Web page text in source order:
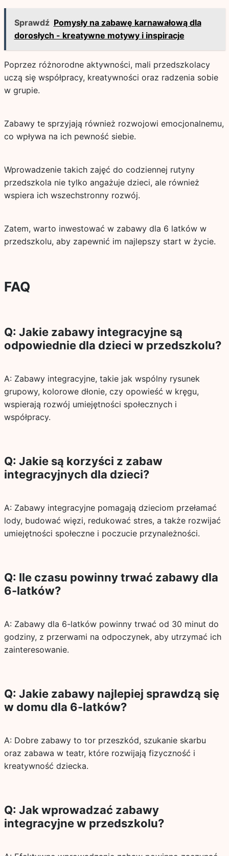
Sprawdź Pomysły na zabawę karnawałową dla
dorosłych - kreatywne motywy i inspiracje
Poprzez różnorodne aktywności, mali przedszkolacy
uczą się współpracy, kreatywności oraz radzenia sobie
w grupie.
Zabawy te sprzyjają również rozwojowi emocjonalnemu,
co wpływa na ich pewność siebie.
Wprowadzenie takich zajęć do codziennej rutyny
przedszkola nie tylko angażuje dzieci, ale również
wspiera ich wszechstronny rozwój.
Zatem, warto inwestować w zabawy dla 6 latków w
przedszkolu, aby zapewnić im najlepszy start w życie.
FAQ
Q: Jakie zabawy integracyjne są
odpowiednie dla dzieci w przedszkolu?
A: Zabawy integracyjne, takie jak wspólny rysunek
grupowy, kolorowe dłonie, czy opowieść w kręgu,
wspierają rozwój umiejętności społecznych i
współpracy.
Q: Jakie są korzyści z zabaw
integracyjnych dla dzieci?
A: Zabawy integracyjne pomagają dzieciom przełamać
lody, budować więzi, redukować stres, a także rozwijać
umiejętności społeczne i poczucie przynależności.
Q: Ile czasu powinny trwać zabawy dla
6-latków?
A: Zabawy dla 6-latków powinny trwać od 30 minut do
godziny, z przerwami na odpoczynek, aby utrzymać ich
zainteresowanie.
Q: Jakie zabawy najlepiej sprawdzą się
w domu dla 6-latków?
A: Dobre zabawy to tor przeszkód, szukanie skarbu
oraz zabawa w teatr, które rozwijają fizyczność i
kreatywność dziecka.
Q: Jak wprowadzać zabawy
integracyjne w przedszkolu?